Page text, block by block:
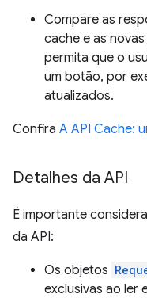
Compare as
cache e as
permita que o
um botão, por
atualizados.
Confira A API Cache:
Detalhes da API
É importante
da API:
Os objetos
exclusivas ao ler